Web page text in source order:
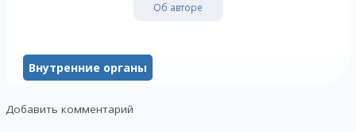
Об авторе
Внутренние органы
Добавить комментарий